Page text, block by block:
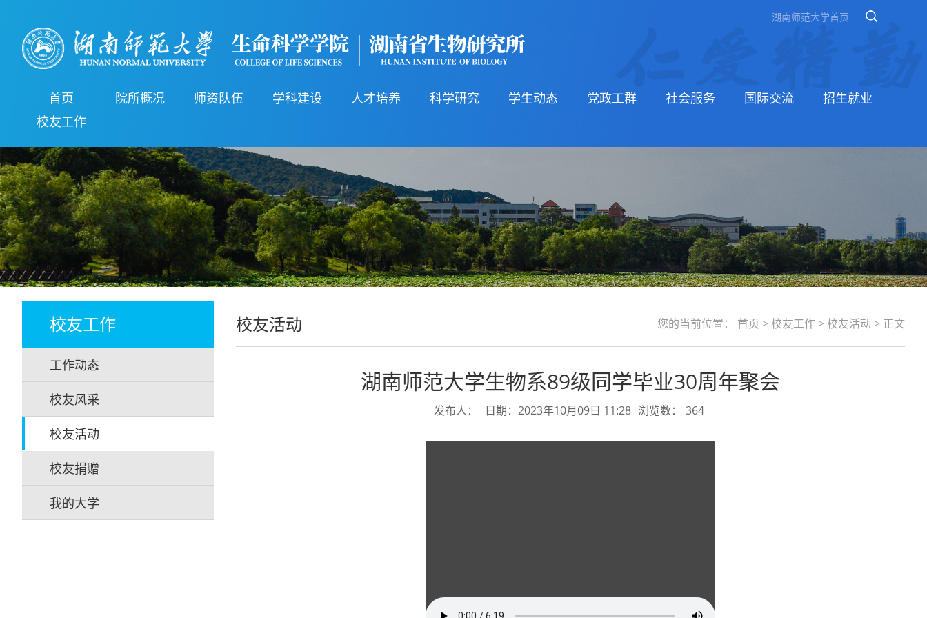
湖南师范大学首页
首页 院所概况 师资队伍 学科建设 人才培养 科学研究 学生动态 党政工群 社会服务 国际交流
招生就业
校友工作
校友工作
工作动态
校友风采
校友活动
校友捐赠
我的大学
校友活动 您的当前位置： 首页 > 校友工作 > 校友活动 > 正文
湖南师范大学生物系89级同学毕业30周年聚会
发布人： 日期：2023年10月09日 11:28 浏览数： 364